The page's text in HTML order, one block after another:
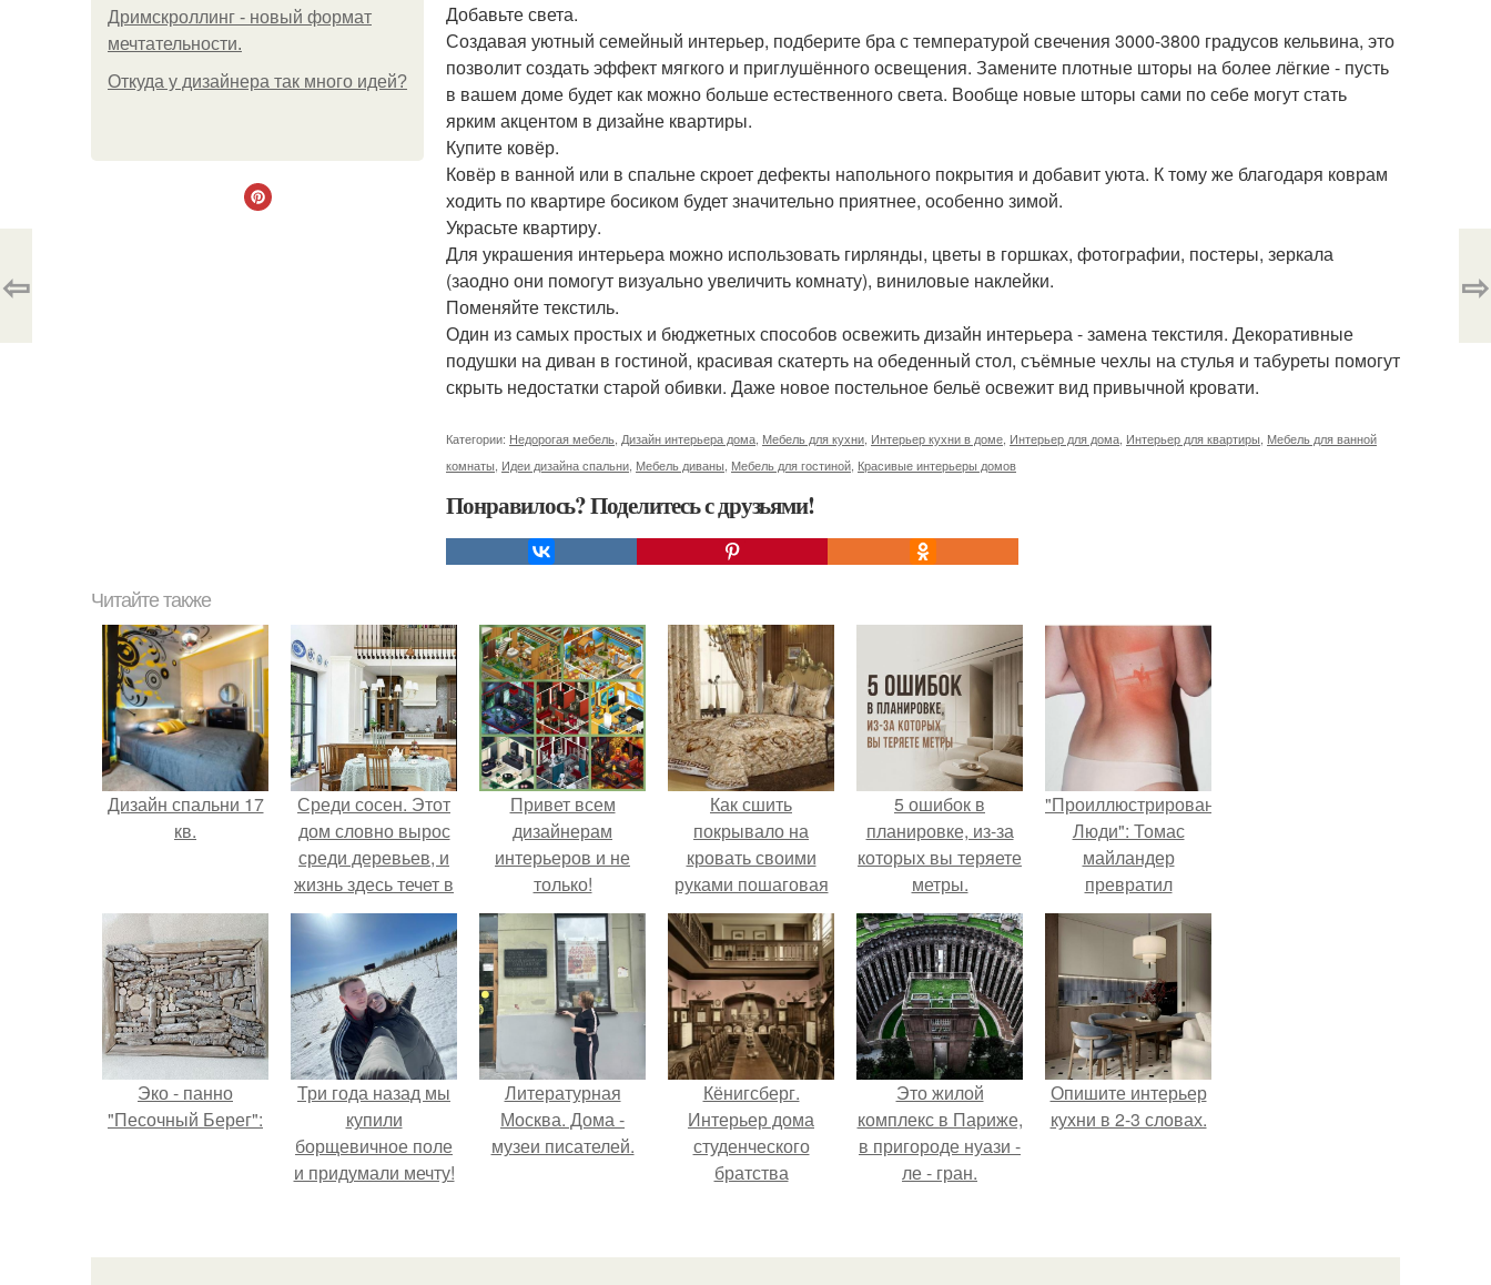
Дримскроллинг - новый формат
мечтательности.
Откуда у дизайнера так много идей?
Добавьте света.
Создавая уютный семейный интерьер, подберите бра с температурой свечения 3000-3800 градусов кельвина, это
позволит создать эффект мягкого и приглушённого освещения. Замените плотные шторы на более лёгкие - пусть
в вашем доме будет как можно больше естественного света. Вообще новые шторы сами по себе могут стать
ярким акцентом в дизайне квартиры.
Купите ковёр.
Ковёр в ванной или в спальне скроет дефекты напольного покрытия и добавит уюта. К тому же благодаря коврам
ходить по квартире босиком будет значительно приятнее, особенно зимой.
Украсьте квартиру.
Для украшения интерьера можно использовать гирлянды, цветы в горшках, фотографии, постеры, зеркала
(заодно они помогут визуально увеличить комнату), виниловые наклейки.
Поменяйте текстиль.
Один из самых простых и бюджетных способов освежить дизайн интерьера - замена текстиля. Декоративные
подушки на диван в гостиной, красивая скатерть на обеденный стол, съёмные чехлы на стулья и табуреты помогут
скрыть недостатки старой обивки. Даже новое постельное бельё освежит вид привычной кровати.
Категории: Недорогая мебель Дизайн интерьера дома Мебель для кухни Интерьер кухни в доме Интерьер для дома Интерьер для квартиры Мебель для ванной
комнаты Идеи дизайна спальни Мебель диваны Мебель для гостиной Красивые интерьеры домов
Понравилось? Поделитесь с друзьями!
⇦ ⇨
Читайте также
Дизайн спальни 17
кв.
Среди сосен. Этот
дом словно вырос
среди деревьев, и
жизнь здесь течет в
собственном ритме
- спокойно, без
спешки и лишнего
шума.
Привет всем
дизайнерам
интерьеров и не
только!
Как сшить
покрывало на
кровать своими
руками пошаговая
инструкция. Как
сшить покрывало
своими руками.
5 ошибок в
планировке, из-за
которых вы теряете
метры.
"Проиллюстрированные
Люди": Томас
майландер
превратил
солнечные ожоги в
арт - объект.
Эко - панно
"Песочный Берег":
Три года назад мы
купили
борщевичное поле
и придумали мечту!
Литературная
Москва. Дома -
музеи писателей.
Кёнигсберг.
Интерьер дома
студенческого
братства
Это жилой
комплекс в Париже,
в пригороде нуази -
ле - гран.
Опишите интерьер
кухни в 2-3 словах.